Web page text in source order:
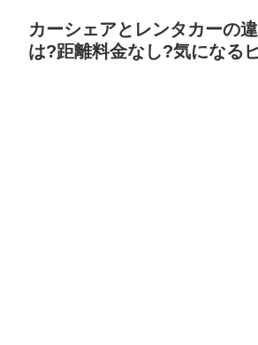
カーシェアとレンタカーの
は?距離料金なし?気になる